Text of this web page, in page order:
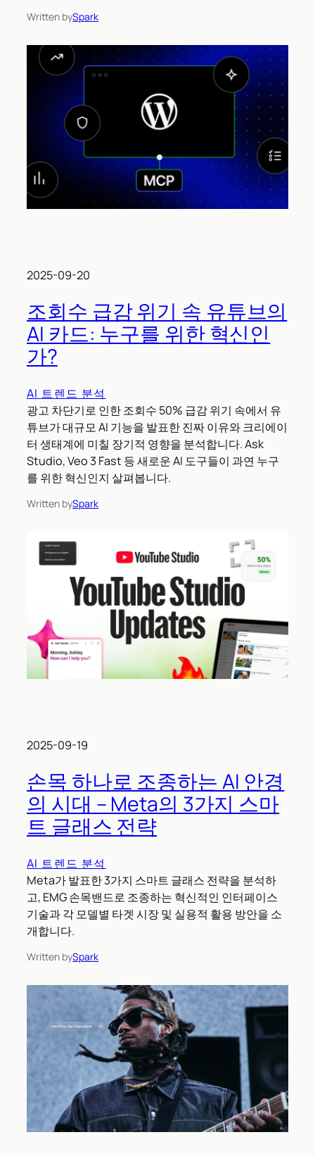
Written bySpark
2025-09-20
조회수 급감 위기 속 유튜브의
AI 카드: 누구를 위한 혁신인
가?
AI 트렌드 분석
광고 차단기로 인한 조회수 50% 급감 위기 속에서 유
튜브가 대규모 AI 기능을 발표한 진짜 이유와 크리에이
터 생태계에 미칠 장기적 영향을 분석합니다. Ask
Studio, Veo 3 Fast 등 새로운 AI 도구들이 과연 누구
를 위한 혁신인지 살펴봅니다.
Written bySpark
2025-09-19
손목 하나로 조종하는 AI 안경
의 시대 – Meta의 3가지 스마
트 글래스 전략
AI 트렌드 분석
Meta가 발표한 3가지 스마트 글래스 전략을 분석하
고, EMG 손목밴드로 조종하는 혁신적인 인터페이스
기술과 각 모델별 타겟 시장 및 실용적 활용 방안을 소
개합니다.
Written bySpark